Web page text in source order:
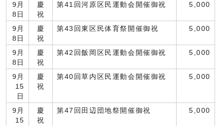
9月
8日
慶
祝
第41回河原区民運動会開催御祝 5,000
9月
8日
慶
祝
第43回東区民体育祭開催御祝 5,000
9月
8日
慶
祝
第42回飯岡区民運動会開催御祝 5,000
9月
15
日
慶
祝
第40回草内区民運動会開催御祝 5,000
9月
15
慶
祝
第47回田辺団地祭開催御祝 5,000